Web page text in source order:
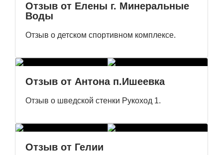
Отзыв от Елены г. Минеральные
Воды
Отзыв о детском спортивном комплексе.
Отзыв от Антона п.Ишеевка
Отзыв о шведской стенки Рукоход 1.
Отзыв от Гелии